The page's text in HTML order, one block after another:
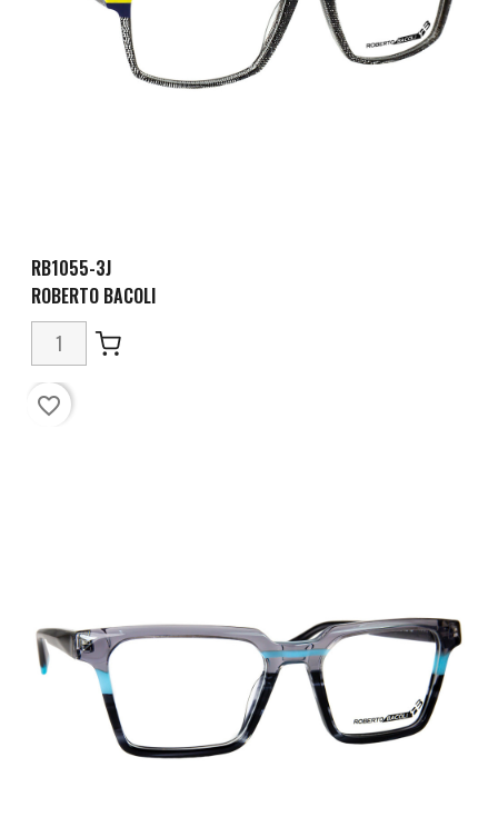
RB1055-3J
ROBERTO BACOLI
favorite_border